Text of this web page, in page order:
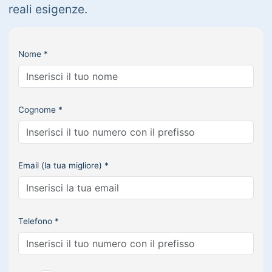
reali esigenze.
Nome *
Cognome *
Email (la tua migliore) *
Telefono *